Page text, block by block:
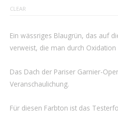
CLEAR
Ein wässriges Blaugrün, das auf
verweist, die man durch Oxidation
Das Dach der Pariser Garnier-
Veranschaulichung.
Für diesen Farbton ist das